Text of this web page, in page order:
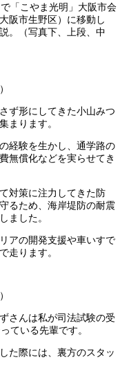
「こやま光明」大阪市会
阪市生野区）に移動し
。（写真下、上段、中
ず形にしてきた小山みつ
まります。
経験を生かし、通学路の
無償化などを実らせてき
対策に注力してきた防
るため、海岸堤防の耐震
ました。
アの開発支援や車いすで
走ります。
さんは私が司法試験の受
ている先輩です。
た際には、裏方のスタッ